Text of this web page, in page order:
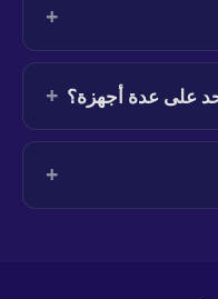
+
على عدة أجهزة؟ +
+